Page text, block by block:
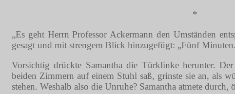
*
„Es geht Herrn Professor Ackermann den Umständen
gesagt und mit strengem Blick hinzugefügt: „Fünf
Vorsichtig drückte Samantha die Türklinke herunter. Der
beiden Zimmern auf einem Stuhl saß, grinste sie an, als
stehen. Weshalb also die Unruhe? Samantha atmete